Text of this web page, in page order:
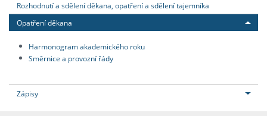
Rozhodnutí a sdělení děkana, opatření a sdělení tajemníka
Opatření děkana
Harmonogram akademického roku
Směrnice a provozní řády
Zápisy